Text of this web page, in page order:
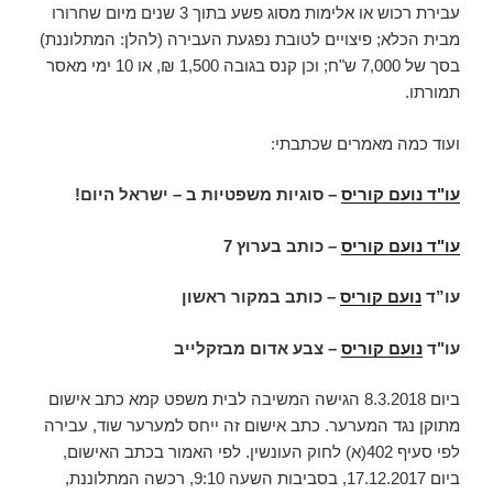
עבירת רכוש או אלימות מסוג פשע בתוך 3 שנים מיום שחרורו
מבית הכלא; פיצויים לטובת נפגעת העבירה (להלן: המתלוננת)
בסך של 7,000 ש"ח; וכן קנס בגובה 1,500 ₪, או 10 ימי מאסר
תמורתו.
ועוד כמה מאמרים שכתבתי:
עו"ד נועם קוריס – סוגיות משפטיות ב – ישראל היום!
עו"ד נועם קוריס – כותב בערוץ 7
עו”ד נועם קוריס – כותב במקור ראשון
עו"ד נועם קוריס – צבע אדום מבזקלייב
ביום 8.3.2018 הגישה המשיבה לבית משפט קמא כתב אישום
מתוקן נגד המערער. כתב אישום זה ייחס למערער שוד, עבירה
לפי סעיף 402(א) לחוק העונשין. לפי האמור בכתב האישום,
ביום 17.12.2017, בסביבות השעה 9:10, רכשה המתלוננת,